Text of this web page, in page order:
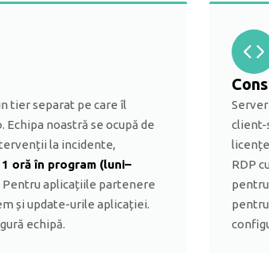
tier separat pe care îl
Echipa noastră se ocupă de
la incidente,
1 oră în program (luni–
Pentru aplicațiile partenere
și update-urile aplicației.
echipă.
client-
RDP